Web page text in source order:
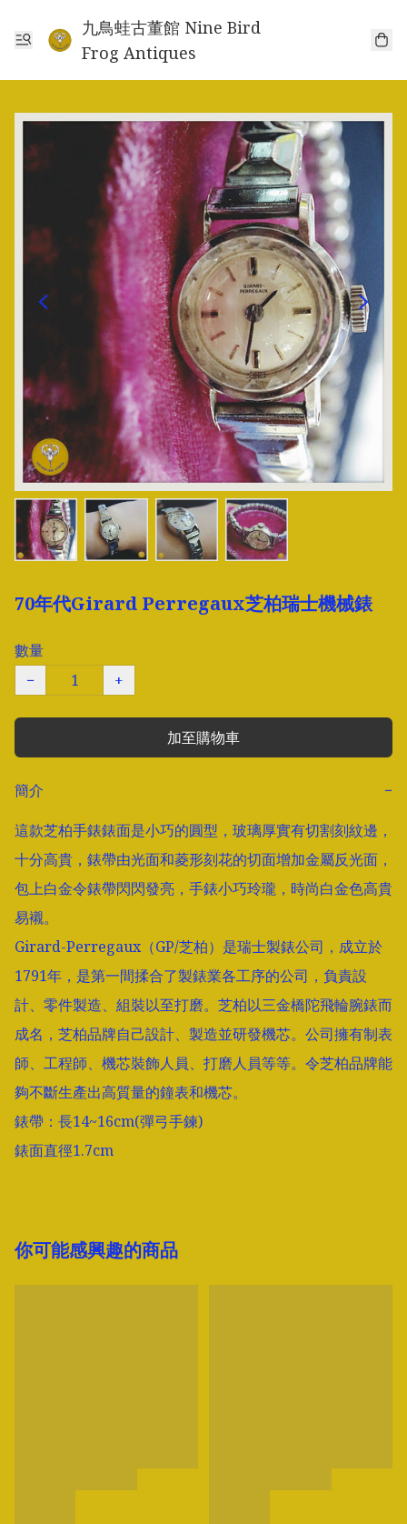
九鳥蛙古董館 Nine Bird
Frog Antiques
70年代Girard Perregaux芝柏瑞士機械錶
數量
−
+
加至購物車
簡介
−
這款芝柏手錶錶面是小巧的圓型，玻璃厚實有切割刻紋邊，
十分高貴，錶帶由光面和菱形刻花的切面增加金屬反光面，
包上白金令錶帶閃閃發亮，手錶小巧玲瓏，時尚白金色高貴
易襯。
Girard-Perregaux（GP/芝柏）是瑞士製錶公司，成立於
1791年，是第一間揉合了製錶業各工序的公司，負責設
計、零件製造、組裝以至打磨。芝柏以三金橋陀飛輪腕錶而
成名，芝柏品牌自己設計、製造並研發機芯。公司擁有制表
師、工程師、機芯裝飾人員、打磨人員等等。令芝柏品牌能
夠不斷生產出高質量的鐘表和機芯。
錶帶：長14~16cm(彈弓手鍊)
錶面直徑1.7cm
你可能感興趣的商品